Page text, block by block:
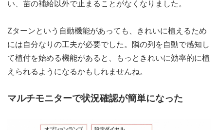
い、苗の補給以外で止まることがなくなりました。
Zターンという自動機能があっても、きれいに植えるため
には自分なりの工夫が必要でした。隣の列を自動で感知し
て植付を始める機能があると、もっときれいに効率的に植
えられるようになるかもしれませんね。
マルチモニターで状況確認が簡単になった